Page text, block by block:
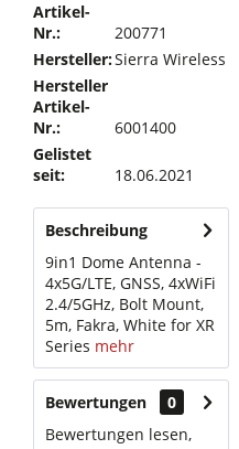
Artikel-
Nr.:
200771
Hersteller:Sierra Wireless
Hersteller
Artikel-
Nr.:
6001400
Gelistet
seit:
18.06.2021
Beschreibung
9in1 Dome Antenna -
4x5G/LTE, GNSS, 4xWiFi
2.4/5GHz, Bolt Mount,
5m, Fakra, White for XR
Series mehr
Bewertungen
0
Bewertungen lesen,